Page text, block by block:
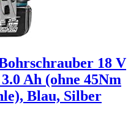
18 V
Ah (ohne 45Nm
Blau, Silber